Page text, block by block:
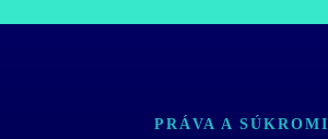
PRÁVA A